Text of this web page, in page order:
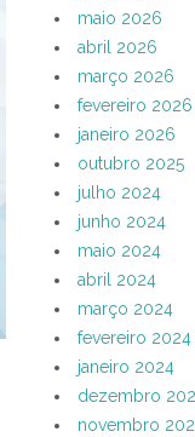
maio 2026
abril 2026
março 2026
fevereiro 2026
janeiro 2026
outubro 2025
julho 2024
junho 2024
maio 2024
abril 2024
março 2024
fevereiro 2024
janeiro 2024
dezembro
novembro